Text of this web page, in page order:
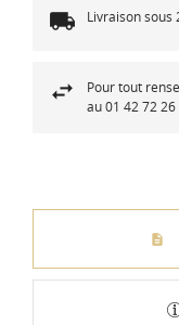
Livraison sous
Pour tout
au 01 42 72